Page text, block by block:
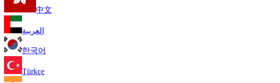
中文
العربية
한국어
Türkçe